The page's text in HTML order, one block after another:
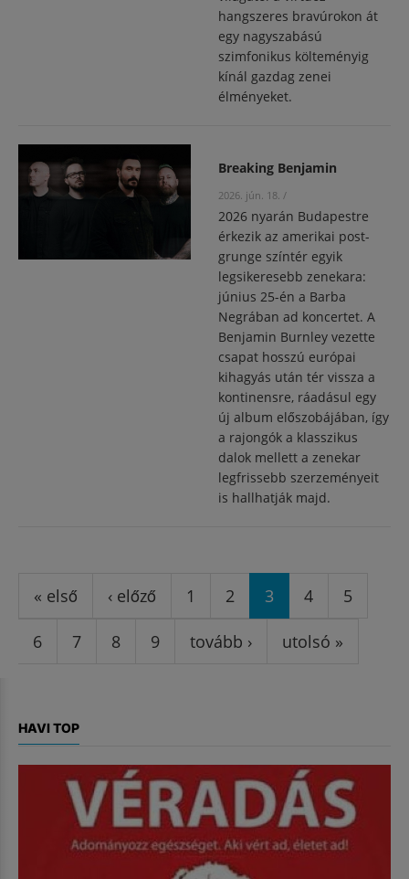
hangszeres bravúrokon át
egy nagyszabású
szimfonikus költeményig
kínál gazdag zenei
élményeket.
Breaking Benjamin
2026. jún. 18. /
2026 nyarán Budapestre
érkezik az amerikai post-
grunge színtér egyik
legsikeresebb zenekara:
június 25-én a Barba
Negrában ad koncertet. A
Benjamin Burnley vezette
csapat hosszú európai
kihagyás után tér vissza a
kontinensre, ráadásul egy
új album előszobájában, így
a rajongók a klasszikus
dalok mellett a zenekar
legfrissebb szerzeményeit
is hallhatják majd.
« első ‹ előző 1 2 3 4 5
6 7 8 9 tovább › utolsó »
HAVI TOP